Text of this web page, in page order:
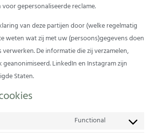
gepersonaliseerde reclame.
van deze partijen door (welke regelmatig
weten wat zij met uw (persoons)gegevens doen
verwerken. De informatie die zij verzamelen,
LinkedIn en Instagram zijn
Staten.
Functional